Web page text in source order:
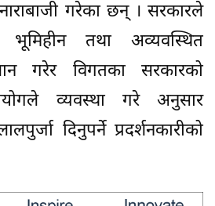
गरेका छन् । सरकारले
भूमिहीन तथा अव्यवस्थित
गरेर विगतका सरकारको
व्यवस्था गरे अनुसार
दिनुपर्ने प्रदर्शनकारीको